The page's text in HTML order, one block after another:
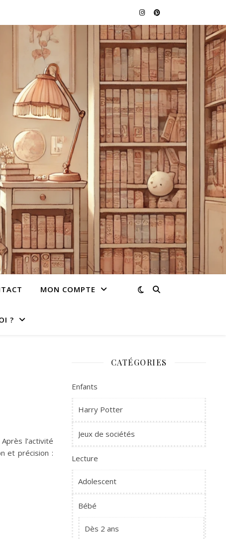
MON COMPTE
?
l’activité
et précision :
CATÉGORIES
Enfants
Harry Potter
Jeux de sociétés
Lecture
Adolescent
Bébé
Dès 2 ans